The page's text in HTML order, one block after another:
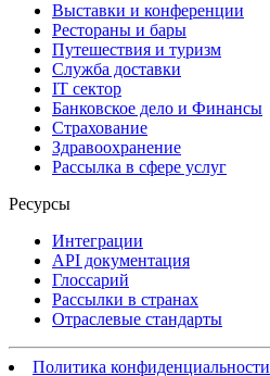
Выставки и конференции
Рестораны и бары
Путешествия и туризм
Служба доставки
IT сектор
Банковское дело и Финансы
Страхование
Здравоохранение
Рассылка в сфере услуг
Ресурсы
Интеграции
API документация
Глоссарий
Рассылки в странах
Отраслевые стандарты
Политика конфиденциальности